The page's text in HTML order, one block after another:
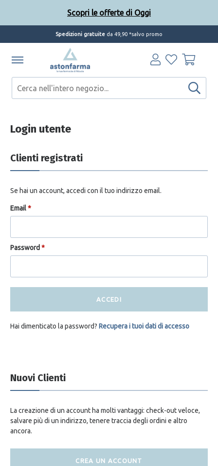
Spedizioni gratuite da 49,90 *salvo promo
Login utente
Clienti registrati
Se hai un account, accedi con il tuo indirizzo email.
Email*
Password *
ACCEDI
Hai dimenticato la password? Recupera i tuoi dati di accesso
Nuovi Clienti
La creazione di un account ha molti vantaggi: check-out veloce,
salvare più di un indirizzo, tenere traccia degli ordini e altro
ancora.
CREA UN ACCOUNT
Scopri le offerte di Oggi
Scopri le offerte di Oggi